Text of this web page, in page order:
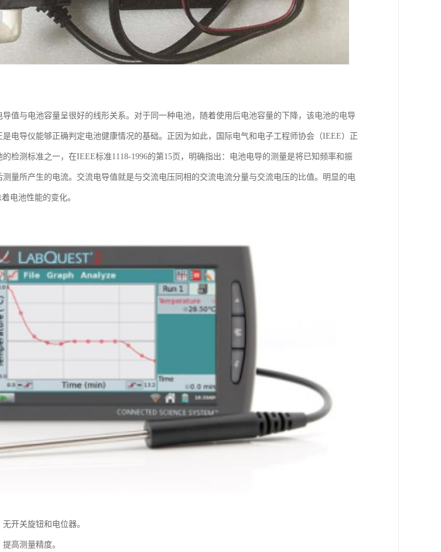
值与电池容量呈很好的线形关系。对于同一种电池，随着使用后电池容量的下降，该电池的电导
电导仪能够正确判定电池健康情况的基础。正因为如此，国际电气和电子工程师协会（IEEE）正
检测标准之一，在IEEE标准1118-1996的第15页，明确指出：电池电导的测量是将已知频率和振
量所产生的电流。交流电导值就是与交流电压同相的交流电流分量与交流电压的比值。明显的电
电池性能的变化。
开关旋钮和电位器。
高测量精度。